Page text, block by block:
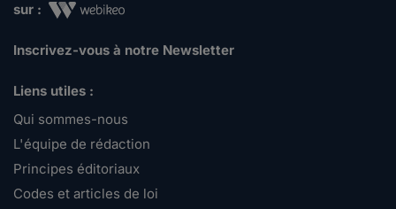
sur :
Inscrivez-vous à notre Newsletter
Liens utiles :
Qui sommes-nous
L'équipe de rédaction
Principes éditoriaux
Codes et articles de loi